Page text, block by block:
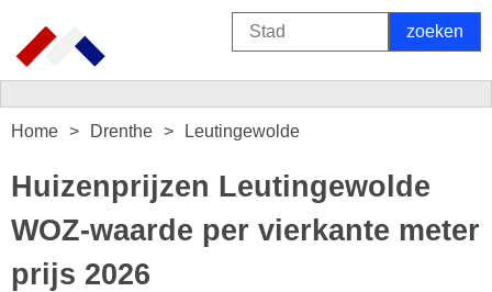
Home Drenthe Leutingewolde
Huizenprijzen Leutingewolde
WOZ-waarde per vierkante meter
prijs 2026